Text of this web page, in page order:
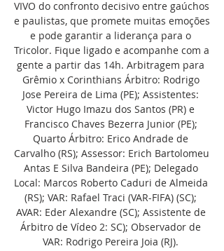
VIVO do confronto decisivo entre gaúchos
e paulistas, que promete muitas emoções
e pode garantir a liderança para o
Tricolor. Fique ligado e acompanhe com a
gente a partir das 14h. Arbitragem para
Grêmio x Corinthians Árbitro: Rodrigo
Jose Pereira de Lima (PE); Assistentes:
Victor Hugo Imazu dos Santos (PR) e
Francisco Chaves Bezerra Junior (PE);
Quarto Árbitro: Erico Andrade de
Carvalho (RS); Assessor: Erich Bartolomeu
Antas E Silva Bandeira (PE); Delegado
Local: Marcos Roberto Caduri de Almeida
(RS); VAR: Rafael Traci (VAR-FIFA) (SC);
AVAR: Eder Alexandre (SC); Assistente de
Árbitro de Vídeo 2: SC); Observador de
VAR: Rodrigo Pereira Joia (RJ).